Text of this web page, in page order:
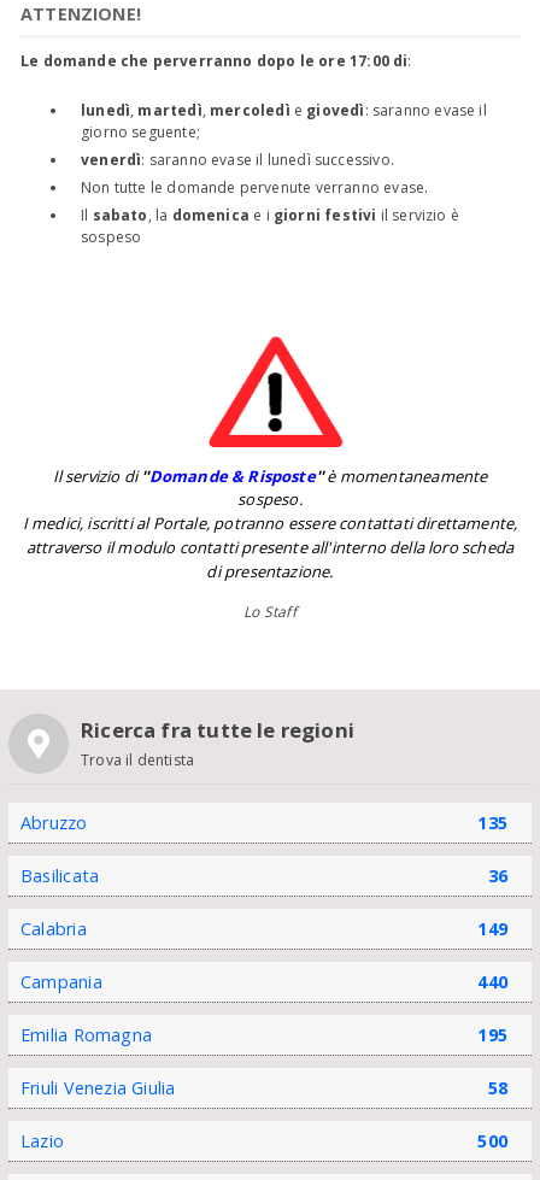
ATTENZIONE!
Le domande che perverranno dopo le ore 17:00 di:
lunedì, martedì, mercoledì e giovedì: saranno evase il
giorno seguente;
venerdì: saranno evase il lunedì successivo.
Non tutte le domande pervenute verranno evase.
Il sabato, la domenica e i giorni festivi il servizio è
sospeso
Il servizio di''Domande & Risposte''è momentaneamente
sospeso.
I medici, iscritti al Portale, potranno essere contattati direttamente,
attraverso il modulo contatti presente all'interno della loro scheda
di presentazione.
Lo Staff
Ricerca fra tutte le regioni
Trova il dentista
Abruzzo 135
Basilicata 36
Calabria 149
Campania 440
Emilia Romagna 195
Friuli Venezia Giulia 58
Lazio 500